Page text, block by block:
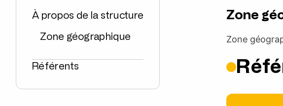
À propos de la structure
Zone géographique
Référents
Zone
Zone